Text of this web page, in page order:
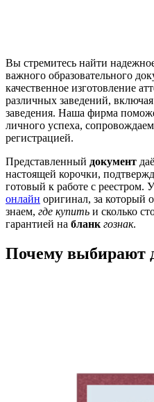
Вы стремитесь найти
важного образовательного
качественное изготовление
различных заведений,
заведения. Наша фирма
личного успеха,
регистрацией.
Представленный документ
настоящей корочки,
готовый к работе с реестром.
онлайн оригинал, за который
знаем, где купить и сколько
гарантией на бланк гознак.
Почему